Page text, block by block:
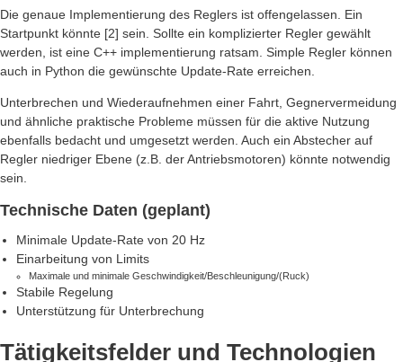
Die genaue Implementierung des Reglers ist offengelassen. Ein
Startpunkt könnte [2] sein. Sollte ein komplizierter Regler gewählt
werden, ist eine C++ implementierung ratsam. Simple Regler können
auch in Python die gewünschte Update-Rate erreichen.
Unterbrechen und Wiederaufnehmen einer Fahrt, Gegnervermeidung
und ähnliche praktische Probleme müssen für die aktive Nutzung
ebenfalls bedacht und umgesetzt werden. Auch ein Abstecher auf
Regler niedriger Ebene (z.B. der Antriebsmotoren) könnte notwendig
sein.
Technische Daten (geplant)
Minimale Update-Rate von 20 Hz
Einarbeitung von Limits
Maximale und minimale Geschwindigkeit/Beschleunigung/(Ruck)
Stabile Regelung
Unterstützung für Unterbrechung
Tätigkeitsfelder und Technologien